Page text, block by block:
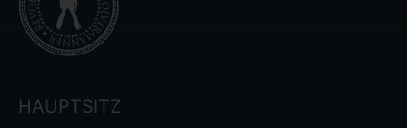
HAUPTSITZ